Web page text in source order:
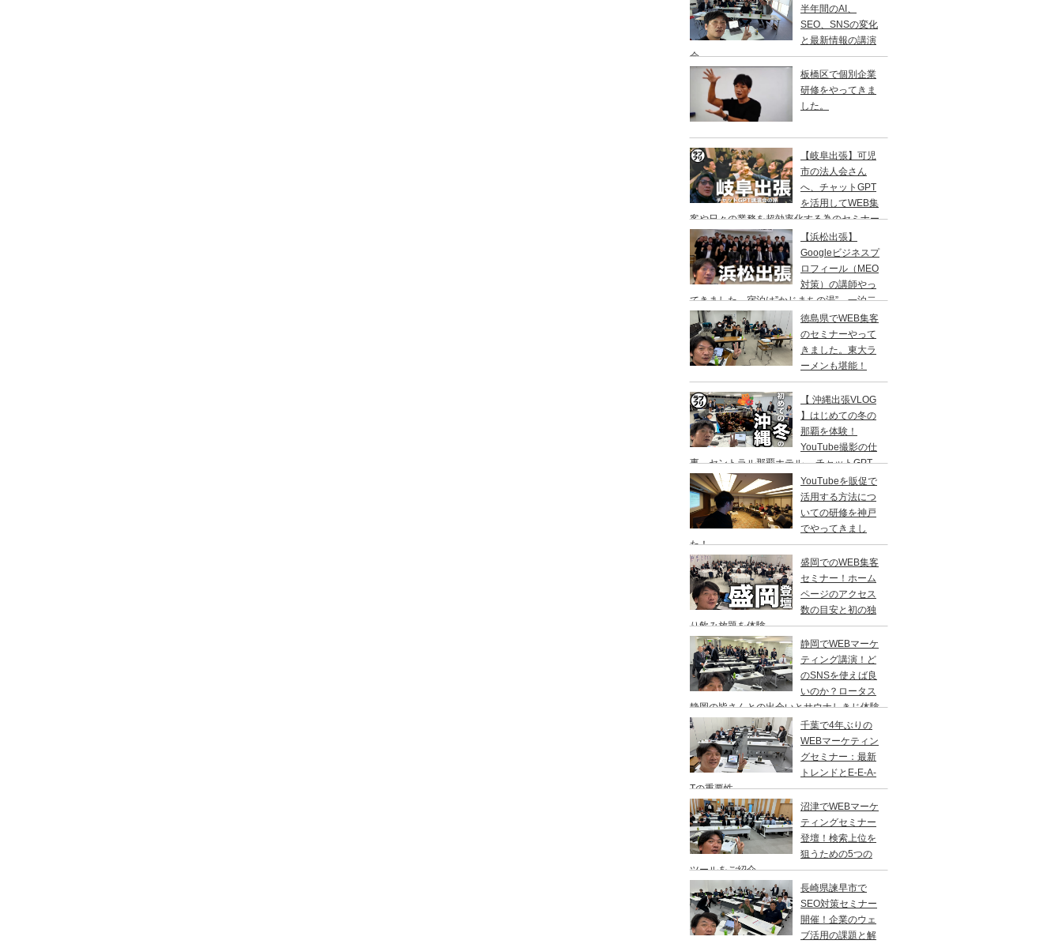
半年間のAI、
SEO、SNSの変化
と最新情報の講演
会
板橋区で個別企業
研修をやってきま
した。
【岐阜出張】可児
市の法人会さん
へ、チャットGPT
を活用してWEB集
客や日々の業務を超効率化する為のセミナー
をやってきました。2年ぶりの登壇です。一
泊二日の旅。
【浜松出張】
Googleビジネスプ
ロフィール（MEO
対策）の講師やっ
てきました。宿泊は”かじまちの湯”。一泊二
日の旅
徳島県でWEB集客
のセミナーやって
きました。東大ラ
ーメンも堪能！
【 沖縄出張VLOG
】はじめての冬の
那覇を体験！
YouTube撮影の仕
事→セントラル那覇ホテル→ チャットGPT
研修／高橋真樹
YouTubeを販促で
活用する方法につ
いての研修を神戸
でやってきまし
た！
盛岡でのWEB集客
セミナー！ホーム
ページのアクセス
数の目安と初の独
り飲み放題を体験
静岡でWEBマーケ
ティング講演！ど
のSNSを使えば良
いのか？ロータス
静岡の皆さんとの出会いとサウナしきじ体験
千葉で4年ぶりの
WEBマーケティン
グセミナー：最新
トレンドとE-E-A-
Tの重要性
沼津でWEBマーケ
ティングセミナー
登壇！検索上位を
狙うための5つの
ツールをご紹介
長崎県諫早市で
SEO対策セミナー
開催！企業のウェ
ブ活用の課題と解